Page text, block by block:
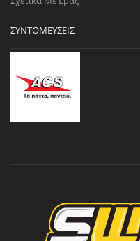
ΣΥΝΤΟΜΕΎΣΕΙΣ